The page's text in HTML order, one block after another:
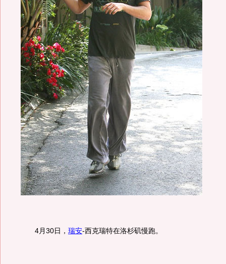
4月30日， 瑞安-西克瑞特在洛杉矶慢跑。